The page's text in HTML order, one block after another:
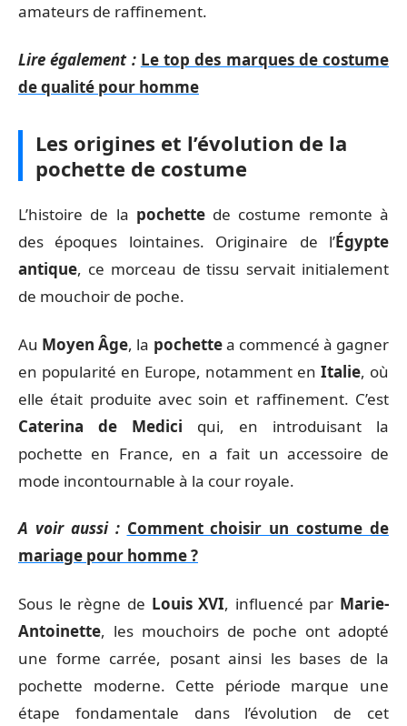
amateurs de raffinement.
Lire également : Le top des marques de costume
de qualité pour homme
Les origines et l’évolution de la
pochette de costume
L’histoire de la pochettede costume remonte à
des époques lointaines. Originaire de l’Égypte
antique, ce morceau de tissu servait initialement
de mouchoir de poche.
Au Moyen Âge, la pochettea commencé à gagner
en popularité en Europe, notamment en Italie, où
elle était produite avec soin et raffinement. C’est
Caterina de Medici qui, en introduisant la
pochette en France, en a fait un accessoire de
mode incontournable à la cour royale.
A voir aussi : Comment choisir un costume de
mariage pour homme ?
Sous le règne de Louis XVI, influencé par Marie-
Antoinette, les mouchoirs de poche ont adopté
une forme carrée, posant ainsi les bases de la
pochette moderne. Cette période marque une
étape fondamentale dans l’évolution de cet